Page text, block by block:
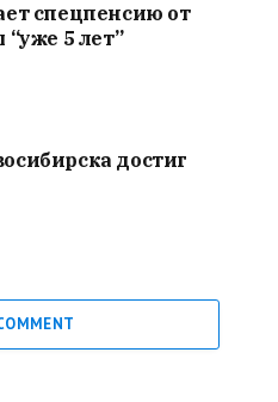
спецпенсию от
5 лет”
достиг